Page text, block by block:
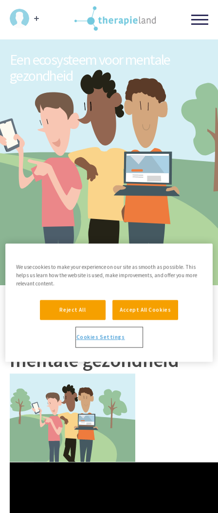
Een ecosysteem voor mentale
gezondheid
Therapieland/Een ecosysteem voor mentale gezondheid
Een ecosysteem voor
mentale gezondheid
We use cookies to make your experience on our site as smooth as possible. This
helps us learn how the website is used, make improvements, and offer you more
relevant content.
Reject All Accept All Cookies
Cookies Settings